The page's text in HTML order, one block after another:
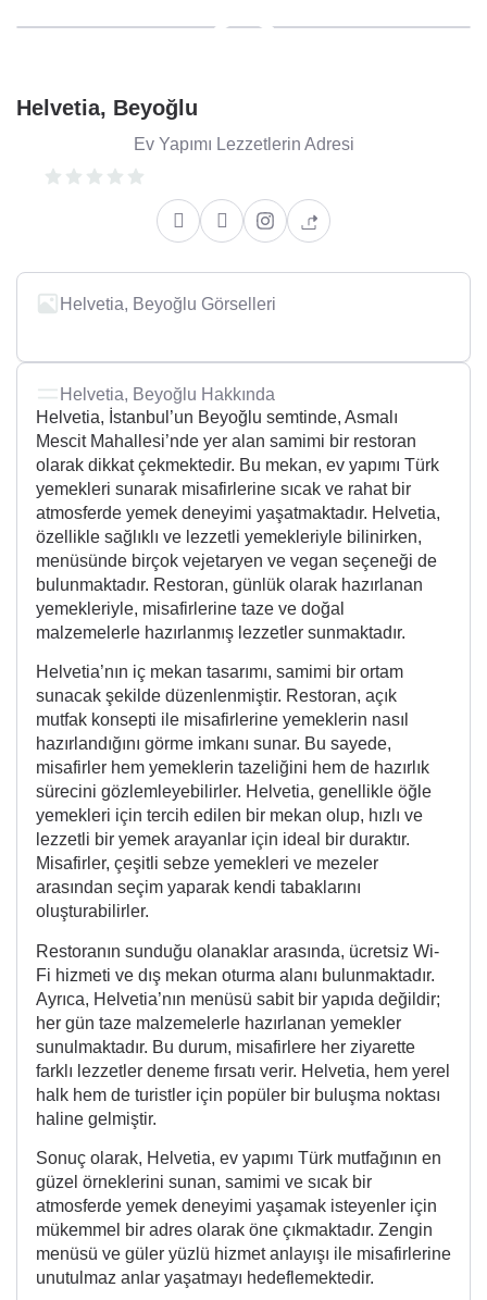
Helvetia, Beyoğlu
Ev Yapımı Lezzetlerin Adresi
Helvetia, Beyoğlu Görselleri
Helvetia, Beyoğlu Hakkında
Helvetia, İstanbul’un Beyoğlu semtinde, Asmalı
Mescit Mahallesi’nde yer alan samimi bir restoran
olarak dikkat çekmektedir. Bu mekan, ev yapımı Türk
yemekleri sunarak misafirlerine sıcak ve rahat bir
atmosferde yemek deneyimi yaşatmaktadır. Helvetia,
özellikle sağlıklı ve lezzetli yemekleriyle bilinirken,
menüsünde birçok vejetaryen ve vegan seçeneği de
bulunmaktadır. Restoran, günlük olarak hazırlanan
yemekleriyle, misafirlerine taze ve doğal
malzemelerle hazırlanmış lezzetler sunmaktadır.
Helvetia’nın iç mekan tasarımı, samimi bir ortam
sunacak şekilde düzenlenmiştir. Restoran, açık
mutfak konsepti ile misafirlerine yemeklerin nasıl
hazırlandığını görme imkanı sunar. Bu sayede,
misafirler hem yemeklerin tazeliğini hem de hazırlık
sürecini gözlemleyebilirler. Helvetia, genellikle öğle
yemekleri için tercih edilen bir mekan olup, hızlı ve
lezzetli bir yemek arayanlar için ideal bir duraktır.
Misafirler, çeşitli sebze yemekleri ve mezeler
arasından seçim yaparak kendi tabaklarını
oluşturabilirler.
Restoranın sunduğu olanaklar arasında, ücretsiz Wi-
Fi hizmeti ve dış mekan oturma alanı bulunmaktadır.
Ayrıca, Helvetia’nın menüsü sabit bir yapıda değildir;
her gün taze malzemelerle hazırlanan yemekler
sunulmaktadır. Bu durum, misafirlere her ziyarette
farklı lezzetler deneme fırsatı verir. Helvetia, hem yerel
halk hem de turistler için popüler bir buluşma noktası
haline gelmiştir.
Sonuç olarak, Helvetia, ev yapımı Türk mutfağının en
güzel örneklerini sunan, samimi ve sıcak bir
atmosferde yemek deneyimi yaşamak isteyenler için
mükemmel bir adres olarak öne çıkmaktadır. Zengin
menüsü ve güler yüzlü hizmet anlayışı ile misafirlerine
unutulmaz anlar yaşatmayı hedeflemektedir.